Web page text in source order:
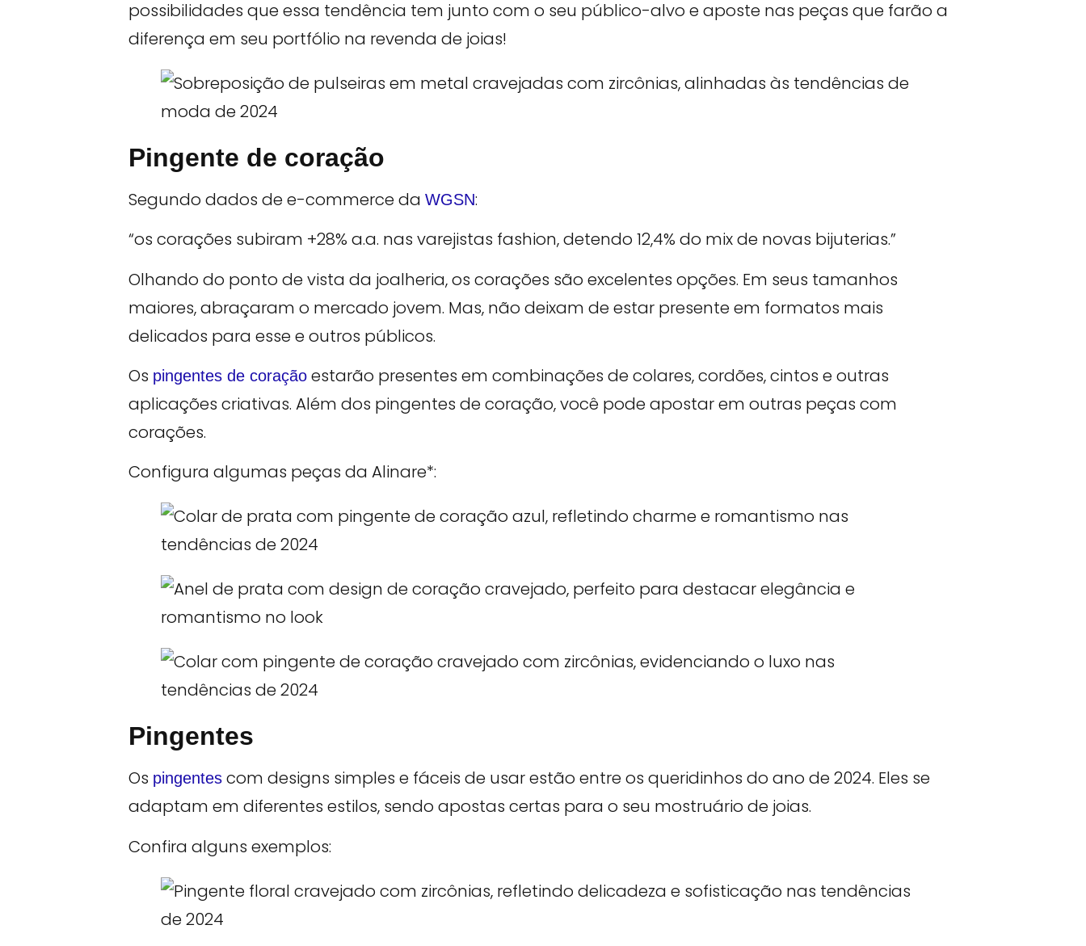
possibilidades que essa tendência tem junto com o seu público-alvo e aposte nas peças que farão a
diferença em seu portfólio na revenda de joias!
Pingente de coração
Segundo dados de e-commerce da WGSN:
“os corações subiram +28% a.a. nas varejistas fashion, detendo 12,4% do mix de novas bijuterias.”
Olhando do ponto de vista da joalheria, os corações são excelentes opções. Em seus tamanhos
maiores, abraçaram o mercado jovem. Mas, não deixam de estar presente em formatos mais
delicados para esse e outros públicos.
Os pingentes de coração estarão presentes em combinações de colares, cordões, cintos e outras
aplicações criativas. Além dos pingentes de coração, você pode apostar em outras peças com
corações.
Configura algumas peças da Alinare*:
Pingentes
Os pingentes com designs simples e fáceis de usar estão entre os queridinhos do ano de 2024. Eles se
adaptam em diferentes estilos, sendo apostas certas para o seu mostruário de joias.
Confira alguns exemplos: